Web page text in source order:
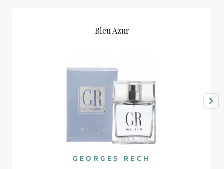
Bleu Azur
GEORGES RECH